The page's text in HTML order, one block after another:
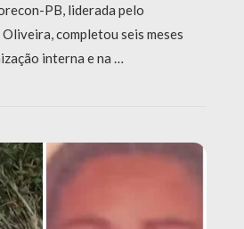
PB, liderada pelo
completou seis meses
interna e na …